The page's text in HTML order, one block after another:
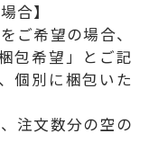
合】
ご希望の場合、
包希望」とご記
個別に梱包いた
注文数分の空の